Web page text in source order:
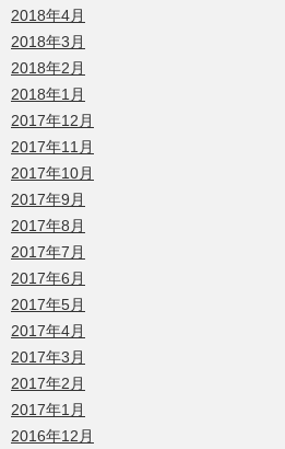
2018年4月
2018年3月
2018年2月
2018年1月
2017年12月
2017年11月
2017年10月
2017年9月
2017年8月
2017年7月
2017年6月
2017年5月
2017年4月
2017年3月
2017年2月
2017年1月
2016年12月